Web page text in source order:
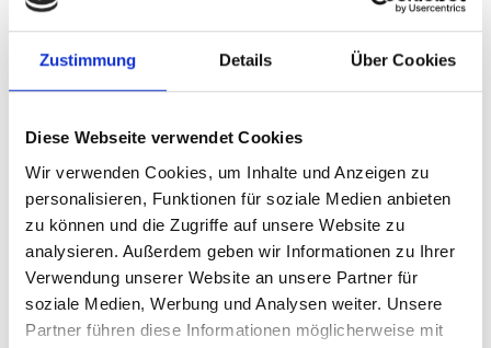
Zustimmung Details Über Cookies
Diese Webseite verwendet Cookies
Wir verwenden Cookies, um Inhalte und Anzeigen zu
personalisieren, Funktionen für soziale Medien anbieten
zu können und die Zugriffe auf unsere Website zu
analysieren. Außerdem geben wir Informationen zu Ihrer
Verwendung unserer Website an unsere Partner für
soziale Medien, Werbung und Analysen weiter. Unsere
Partner führen diese Informationen möglicherweise mit